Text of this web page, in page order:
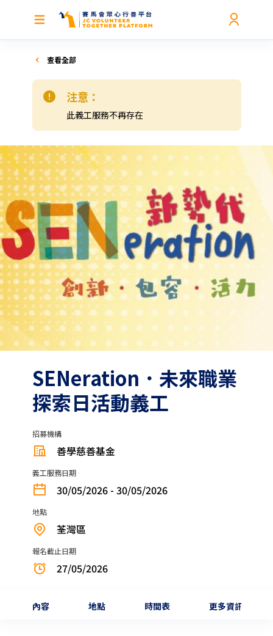
查看全部
注意：
此義工服務不再存在
SENeration．未來職業
探索日活動義工
招募機構
善學慈善基金
義工服務日期
30/05/2026 - 30/05/2026
地點
荃灣區
報名截止日期
27/05/2026
內容 地點 時間表 更多資訊